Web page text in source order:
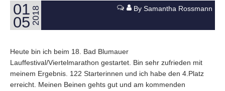
01
052018 By Samantha Rossmann
Heute bin ich beim 18. Bad Blumauer
Lauffestival/Viertelmarathon gestartet. Bin sehr zufrieden mit
meinem Ergebnis. 122 Starterinnen und ich habe den 4.Platz
erreicht. Meinen Beinen gehts gut und am kommenden